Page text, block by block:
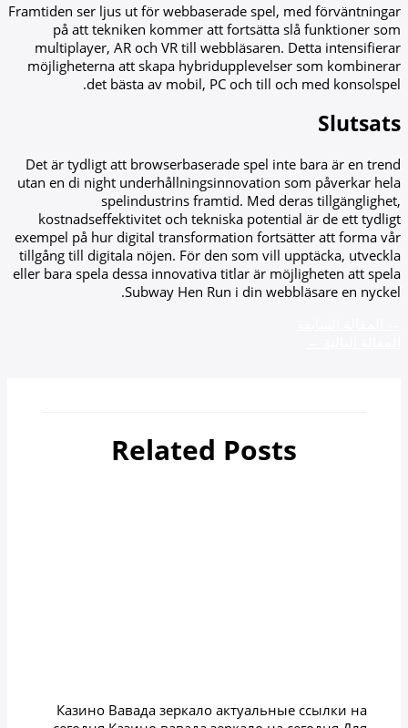
Framtiden ser ljus ut för webbaserade spel, med förväntningar
på att tekniken kommer att fortsätta slå funktioner som
multiplayer, AR och VR till webbläsaren. Detta intensifierar
möjligheterna att skapa hybridupplevelser som kombinerar
det bästa av mobil, PC och till och med konsolspel.
Slutsats
Det är tydligt att browserbaserade spel inte bara är en trend
utan en di night underhållningsinnovation som påverkar hela
spelindustrins framtid. Med deras tillgänglighet,
kostnadseffektivitet och tekniska potential är de ett tydligt
exempel på hur digital transformation fortsätter att forma vår
tillgång till digitala nöjen. För den som vill upptäcka, utveckla
eller bara spela dessa innovativa titlar är möjligheten att spela
Subway Hen Run i din webbläsare en nyckel.
Related Posts
Казино Вавада зеркало актуальные ссылки на